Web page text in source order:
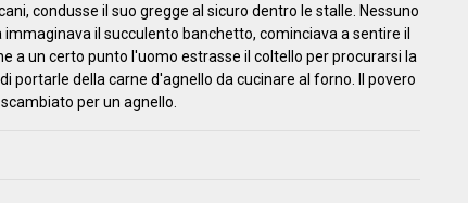
condusse il suo gregge al sicuro dentro le stalle. Nessuno
il succulento banchetto, cominciava a sentire il
a un certo punto l'uomo estrasse il coltello per procurarsi la
portarle della carne d'agnello da cucinare al forno. Il povero
per un agnello.